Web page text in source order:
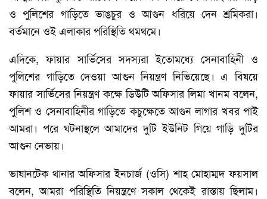
ও পুলিশের গাড়িতে ভাঙচুর ও আগুন ধরিয়ে দেন শ্রমিকরা।
বর্তমানে ওই এলাকার পরিস্থিতি থমথমে।
এদিকে, ফায়ার সার্ভিসের সদস্যরা ইতোমধ্যে সেনাবাহিনী ও
পুলিশের গাড়িতে দেওয়া আগুন নিয়ন্ত্রণ নিভিয়েছে। এ বিষয়ে
ফায়ার সার্ভিসের নিয়ন্ত্রণ কক্ষে ডিউটি অফিসার লিমা খানম বলেন,
পুলিশ ও সেনাবাহিনীর গাড়িতে কচুক্ষেতে আগুন লাগার খবর পাই
আমরা। পরে ঘটনাস্থলে আমাদের দুটি ইউনিট গিয়ে গাড়ি দুটির
আগুন নেভায়।
ভাষানটেক থানার অফিসার ইনচার্জ (ওসি) শাহ মোহাম্মদ ফয়সাল
বলেন, আমরা পরিস্থিতি নিয়ন্ত্রণে সকাল থেকেই রাস্তায় ছিলাম।